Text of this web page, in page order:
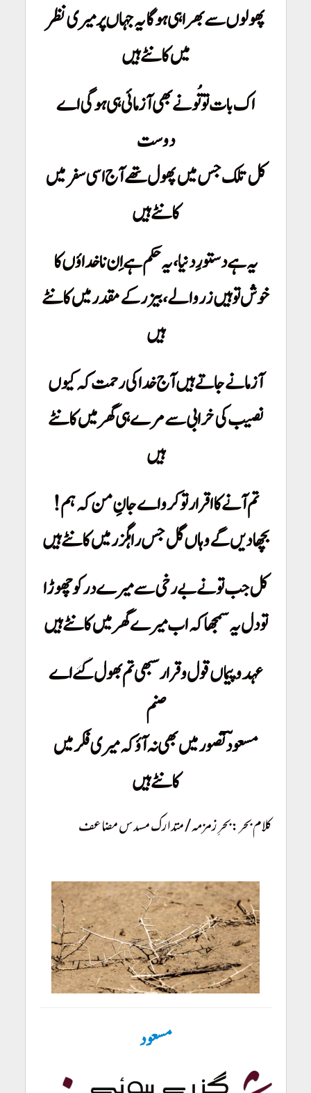
پھولوں سے بھرا ہی ہو گا یہ جہاں پر میری نظر
میں کانٹے ہیں
اک بات تو تُو نے بھی آزمائی ہی ہو گی اے
دوست
کل تلک جس میں پھول تھے آج اسی سفر میں
کانٹے ہیں
یہ ہے دستورِ دنیا، یہ حکم ہے اِن ناخداؤں کا
خوش تو ہیں زروالے، بیزر کے مقدر میں کانٹے
ہیں
آزمانے جاتے ہیں آج خدا کی رحمت کہ کیوں
نصیب کی خرابی سے مرے ہی گھر میں کانٹے
ہیں
تم آنے کا اقرار تو کرو اے جانِ من کہ ہم!
بچھا دیں گے وہاں گل جس راہگزر میں کانٹے ہیں
کل جب تو نے بے رخی سے میرے در کو چھوڑا
تو دل یہ سمجھا کہ اب میرے گھر میں کانٹے ہیں
عہد و پیماں قول و قرار سبھی تم بھول گئے اے
صنم
مسعودؔ تصور میں بھی نہ آؤ کہ میری فکر میں
کانٹے ہیں
کلام بحر:بحرِ زمزمہ/ متدارک مسدس مضاعف
مسعود